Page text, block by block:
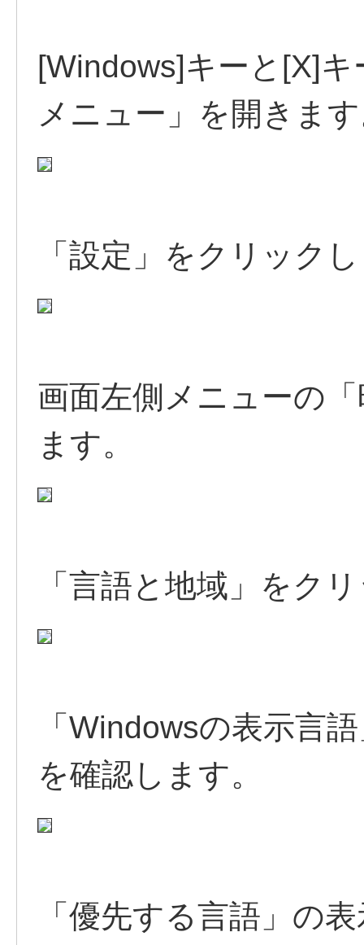
[Windows]キーと[X]
メニュー」を開きま
「設定」をクリック
画面左側メニューの
ます。
「言語と地域」をク
「Windowsの表示言
を確認します。
「優先する言語」の